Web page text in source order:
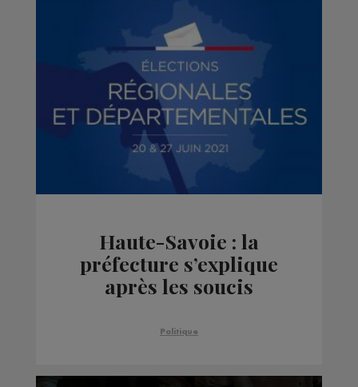
Haute-Savoie : la
préfecture s’explique
après les soucis
enveloppes de
Politique